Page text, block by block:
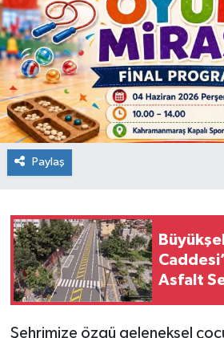
Paylaş
Asfalt
Şehrimize özgü geleneksel